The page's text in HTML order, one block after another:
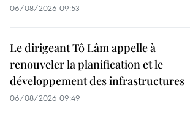
06/08/2026 09:53
Le dirigeant Tô Lâm appelle à
renouveler la planification et le
développement des infrastructures
06/08/2026 09:49